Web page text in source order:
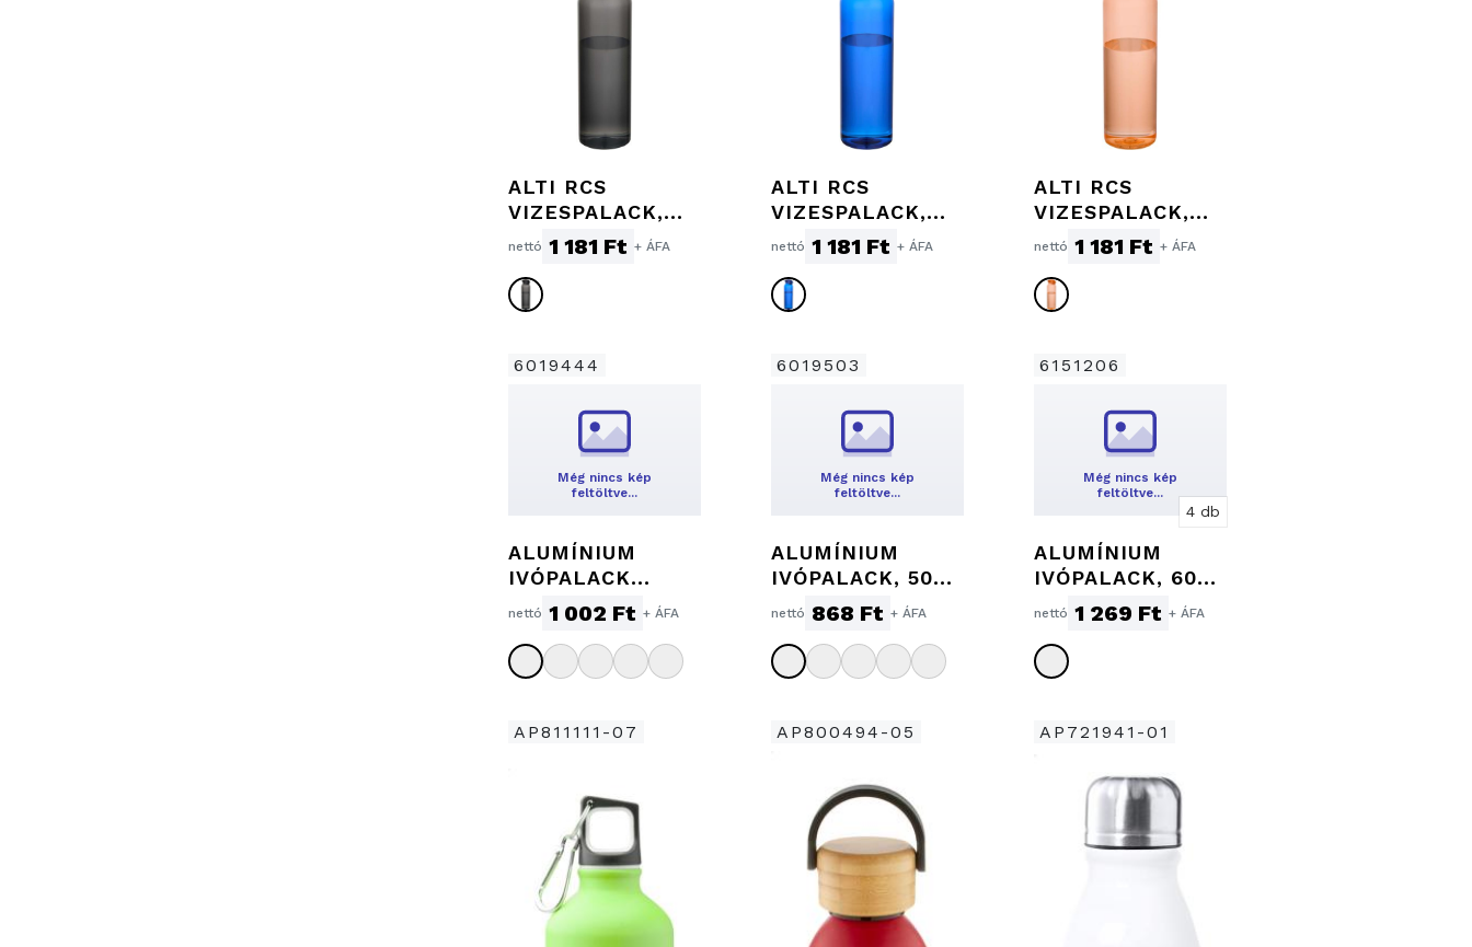
ALTI RCS
VIZESPALACK,
630 ML, FEKETE
nettó 1 181 Ft + ÁFA
ALTI RCS
VIZESPALACK,
630 ML,
KIRÁLYKÉK
nettó 1 181 Ft + ÁFA
ALTI RCS
VIZESPALACK,
630 ML,
NARANCS
nettó 1 181 Ft + ÁFA
6019444
Még nincs kép
feltöltve…
ALUMÍNIUM
IVÓPALACK
KARABINERREL,
800 ML
nettó 1 002 Ft + ÁFA
6019503
Még nincs kép
feltöltve…
ALUMÍNIUM
IVÓPALACK, 500
ML
nettó 868 Ft + ÁFA
6151206
Még nincs kép
feltöltve…
4 db
ALUMÍNIUM
IVÓPALACK, 600
ML
nettó 1 269 Ft + ÁFA
AP811111-07 AP800494-05 AP721941-01